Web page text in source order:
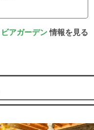
ビアガーデン情報を見る